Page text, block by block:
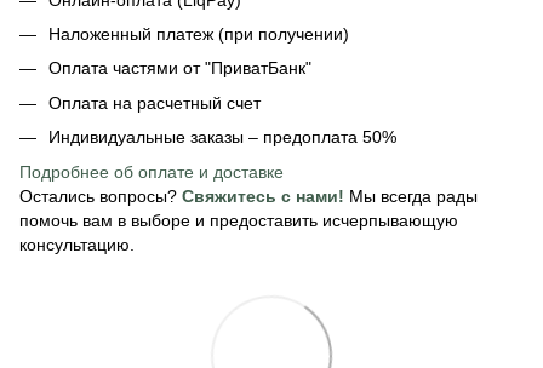
Наложенный платеж (при получении)
Оплата частями от "ПриватБанк"
Оплата на расчетный счет
Индивидуальные заказы – предоплата 50%
Подробнее об оплате и доставке
Остались вопросы? Свяжитесь с нами! Мы всегда рады
помочь вам в выборе и предоставить исчерпывающую
консультацию.